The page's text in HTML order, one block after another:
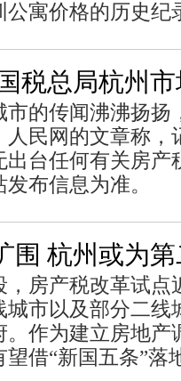
寓价格的历史纪
税总局杭州
的传闻沸沸扬扬
民网的文章称，
台任何有关房产
布信息为准。
围 杭州或为
房产税改革试点
市以及部分二线
作为建立房地产
借“新国五条”落